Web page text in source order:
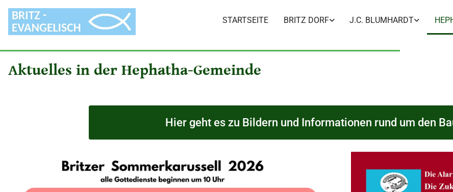
STARTSEITE BRITZ DORF J.C. BLUMHARDT
Aktuelles in der Hephatha-Gemeinde
Hier geht es zu Bildern und Informationen rund um den